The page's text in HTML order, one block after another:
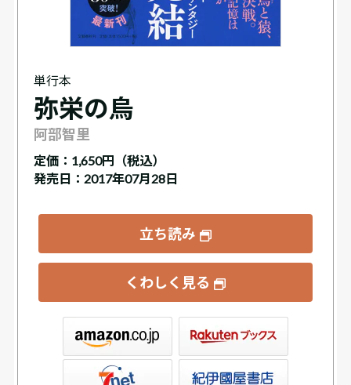
単行本
弥栄の烏
阿部智里
定価： 1,650円（税込）
発売日：2017年07月28日
立ち読み
くわしく見る
書店ウェブストア